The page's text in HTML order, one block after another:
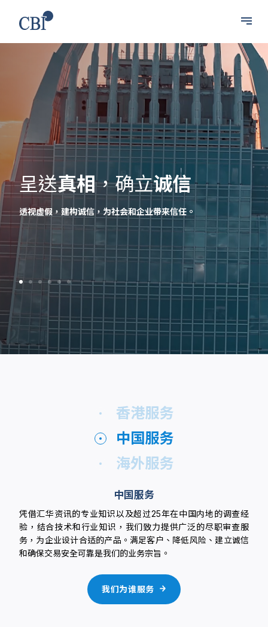
呈送真相，确立诚信
透视虚假，建构诚信，为社会和企业带来信任。
香港服务
中国服务
海外服务
中国服务
凭借汇华资讯的专业知识以及超过25年在中国内地的调查经
验，结合技术和行业知识，我们致力提供广泛的尽职审查服
务，为企业设计合适的产品。满足客户、降低风险、建立诚信
和确保交易安全可靠是我们的业务宗旨。
我们为谁服务